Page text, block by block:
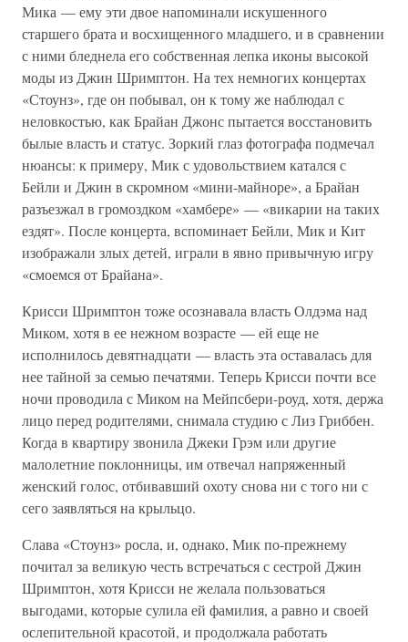
Мика — ему эти двое напоминали искушенного
старшего брата и восхищенного младшего, и в сравнении
с ними бледнела его собственная лепка иконы высокой
моды из Джин Шримптон. На тех немногих концертах
«Стоунз», где он побывал, он к тому же наблюдал с
неловкостью, как Брайан Джонс пытается восстановить
былые власть и статус. Зоркий глаз фотографа подмечал
нюансы: к примеру, Мик с удовольствием катался с
Бейли и Джин в скромном «мини-майноре», а Брайан
разъезжал в громоздком «хамбере» — «викарии на таких
ездят». После концерта, вспоминает Бейли, Мик и Кит
изображали злых детей, играли в явно привычную игру
«смоемся от Брайана».
Крисси Шримптон тоже осознавала власть Олдэма над
Миком, хотя в ее нежном возрасте — ей еще не
исполнилось девятнадцати — власть эта оставалась для
нее тайной за семью печатями. Теперь Крисси почти все
ночи проводила с Миком на Мейпсбери-роуд, хотя, держа
лицо перед родителями, снимала студию с Лиз Гриббен.
Когда в квартиру звонила Джеки Грэм или другие
малолетние поклонницы, им отвечал напряженный
женский голос, отбивавший охоту снова ни с того ни с
сего заявляться на крыльцо.
Слава «Стоунз» росла, и, однако, Мик по-прежнему
почитал за великую честь встречаться с сестрой Джин
Шримптон, хотя Крисси не желала пользоваться
выгодами, которые сулила ей фамилия, а равно и своей
ослепительной красотой, и продолжала работать